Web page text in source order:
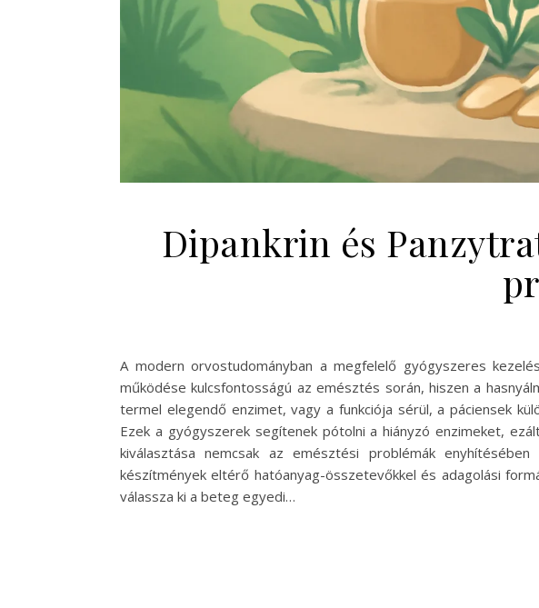
Dipankrin és
A modern orvostudományban a megfelelő gyógyszeres
működése kulcsfontosságú az emésztés során, hiszen a
termel elegendő enzimet, vagy a funkciója sérül, a páciensek
Ezek a gyógyszerek segítenek pótolni a hiányzó enzimeket,
kiválasztása nemcsak az emésztési problémák
készítmények eltérő hatóanyag-összetevőkkel és adagolási
válassza ki a beteg egyedi…